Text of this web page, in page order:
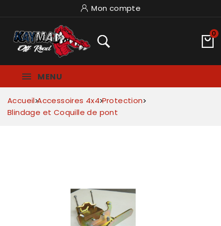
Mon compte
0
MENU
Accueil Accessoires 4x4 Protection
Blindage et Coquille de pont